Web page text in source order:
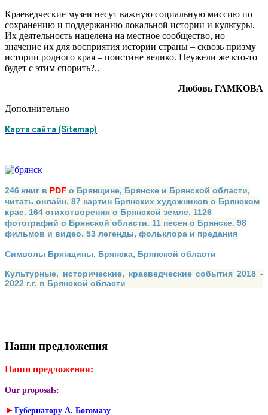
Краеведческие музеи несут важную социальную миссию по
сохранению и поддержанию локальной истории и культуры.
Их деятельность нацелена на местное сообщество, но
значение их для восприятия истории страны – сквозь призму
истории родного края – поистине велико. Неужели же кто-то
будет с этим спорить?..
Любовь ГАМКОВА
Дополнительно
Карта сайта (Sitemap)
246 книг в PDF о Брянщине, Брянске и Брянской области,
читать онлайн. 87 картин Брянских художников о Брянском
крае. 164 стихотворения о Брянской земле. 1126
фотографий о Брянской области. 11 песен о Брянске. 98
фильмов и видео. 53 легенды, фольклора и предания
Символы Брянщины, Брянска, Брянской области
Культурные, исторические, краеведческие события 2018 -
2022 г.г. в Брянской области
Наши предложения
Наши предложения:
Our proposals:
► Губернатору А. Богомазу